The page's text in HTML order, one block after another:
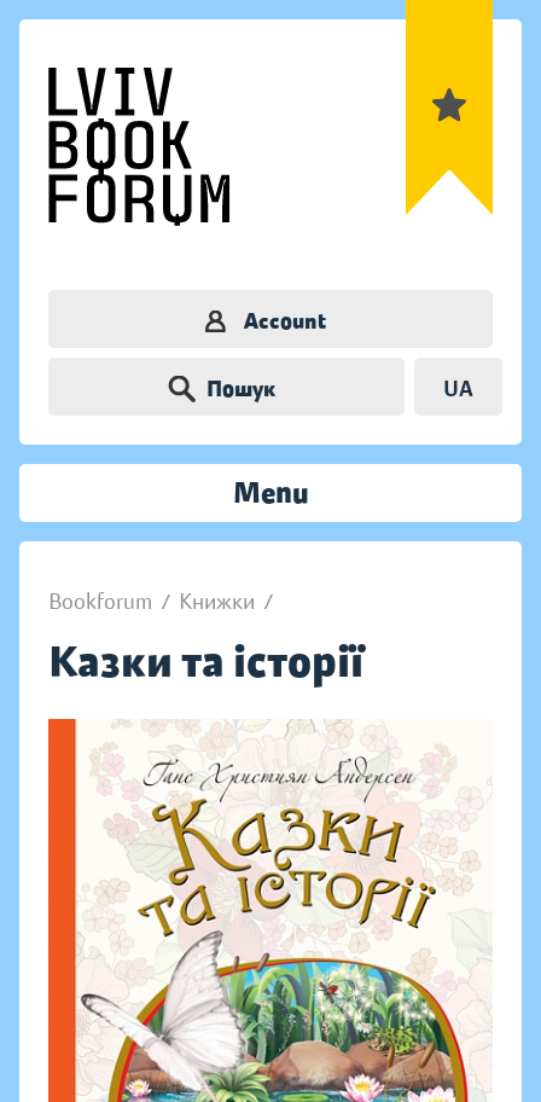
Account
Пошук UA
Menu
Bookforum / Книжки /
Казки та історії